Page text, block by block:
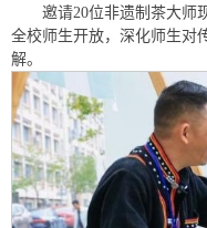
邀请20位非遗制茶大师
全校师生开放，深化师生对
解。